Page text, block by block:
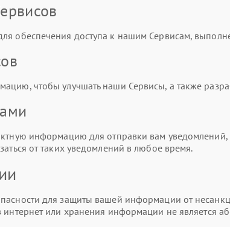
обеспечения доступа к нашим Сервисам,
чтобы улучшать наши Сервисы, а также
информацию для отправки вам
от таких уведомлений в любое время.
для защиты вашей информации от
или хранения информации не является